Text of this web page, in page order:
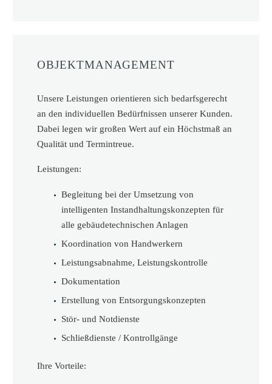
OBJEKTMANAGEMENT
Unsere Leistungen orientieren sich bedarfsgerecht
an den individuellen Bedürfnissen unserer Kunden.
Dabei legen wir großen Wert auf ein Höchstmaß an
Qualität und Termintreue.
Leistungen:
Begleitung bei der Umsetzung von
intelligenten Instandhaltungskonzepten für
alle gebäudetechnischen Anlagen
Koordination von Handwerkern
Leistungsabnahme, Leistungskontrolle
Dokumentation
Erstellung von Entsorgungskonzepten
Stör- und Notdienste
Schließdienste / Kontrollgänge
Ihre Vorteile: